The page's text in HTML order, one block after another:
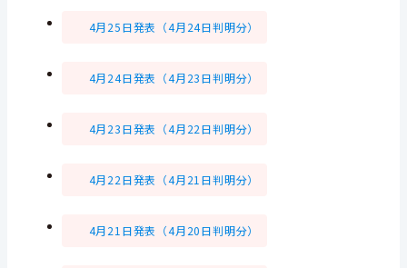
4月25日発表（4月24日判明分）
4月24日発表（4月23日判明分）
4月23日発表（4月22日判明分）
4月22日発表（4月21日判明分）
4月21日発表（4月20日判明分）